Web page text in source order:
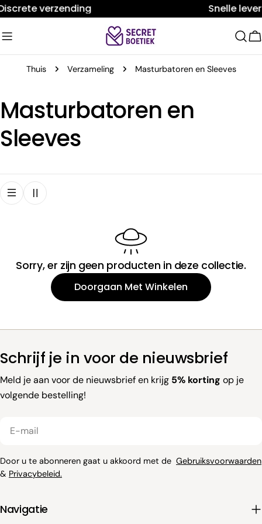
Doorgaan
artikel
verzending Snelle
Thuis Verzameling Masturbatoren en Sleeves
V
e
r
z
i
n
g
Masturbatoren en
Sleeves
Sorry, er zijn geen producten in deze collectie.
Doorgaan Met Winkelen
Schrijf je in voor de nieuwsbrief
Meld je aan voor de nieuwsbrief en krijg 5% korting op je
volgende bestelling!
Door u te abonneren gaat u akkoord met de Gebruiksvoorwaarden
& Privacybeleid.
Navigatie